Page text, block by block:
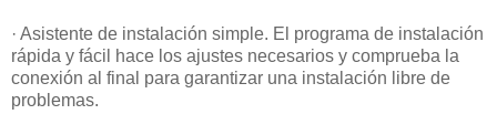
· Asistente de instalación simple. El programa de instalación
rápida y fácil hace los ajustes necesarios y comprueba la
conexión al final para garantizar una instalación libre de
problemas.